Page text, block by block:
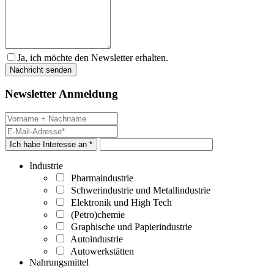
Ja, ich möchte den Newsletter erhalten.
Newsletter Anmeldung
Ich habe Interesse an *
Industrie
Pharmaindustrie
Schwerindustrie und Metallindustrie
Elektronik und High Tech
(Petro)chemie
Graphische und Papierindustrie
Autoindustrie
Autowerkstätten
Nahrungsmittel